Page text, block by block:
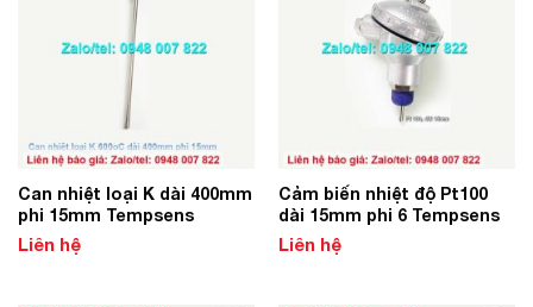
Can nhiệt loại K dài 400mm
phi 15mm Tempsens
Liên hệ
Cảm biến nhiệt độ Pt100
dài 15mm phi 6 Tempsens
Liên hệ